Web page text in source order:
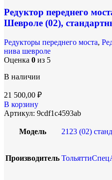
Редуктор переднего
Шевроле (02),
Редукторы переднего моста,
нива шевроле
Оценка 0 из 5
В наличии
21 500,00 ₽
В корзину
Артикул: 9cdf1c4593ab
Модель 2123 (02)
Производитель